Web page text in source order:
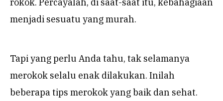
rokok. Percayalah, di saat-saat itu, kebahagiaan
menjadi sesuatu yang murah.
Tapi yang perlu Anda tahu, tak selamanya
merokok selalu enak dilakukan. Inilah
beberapa tips merokok yang baik dan sehat.